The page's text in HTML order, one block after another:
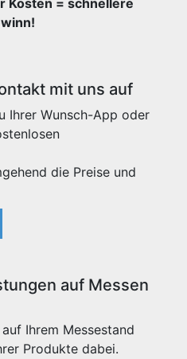
Kosten = schnellere
mit uns auf
Ihrer Wunsch-App oder
die Preise und
auf Messen
Ihrem Messestand
Produkte dabei.